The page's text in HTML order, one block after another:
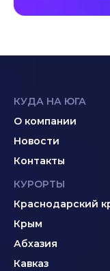
КУДА НА ЮГА
О компании
Новости
Контакты
КУРОРТЫ
Краснодарский
Крым
Абхазия
Кавказ